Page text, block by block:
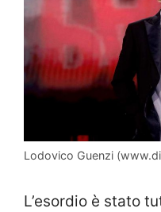
Lodovico Guenzi
L’esordio è stato